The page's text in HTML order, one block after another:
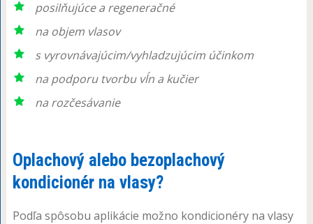
posilňujúce a regeneračné
na objem vlasov
s vyrovnávajúcim/vyhladzujúcim účinkom
na podporu tvorbu vĺn a kučier
na rozčesávanie
Oplachový alebo bezoplachový
kondicionér na vlasy?
Podľa spôsobu aplikácie možno kondicionéry na vlasy